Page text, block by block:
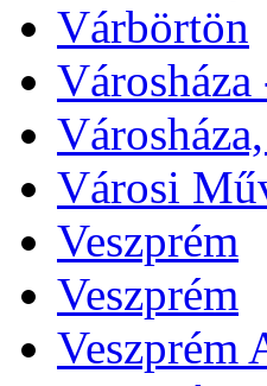
Várbörtön
Városi
Veszprém
Veszprém
Veszprém